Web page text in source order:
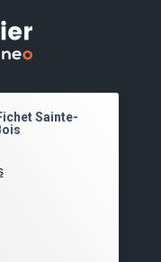
Sainte-